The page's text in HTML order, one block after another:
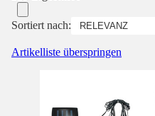
Sortiert nach:
Artikelliste überspringen